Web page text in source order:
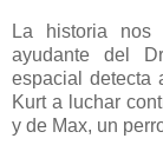
La historia
ayudante del
espacial detecta
Kurt a luchar
y de Max, un